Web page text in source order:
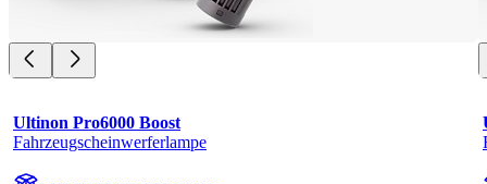
Ultinon Pro6000 Boost
Fahrzeugscheinwerferlampe